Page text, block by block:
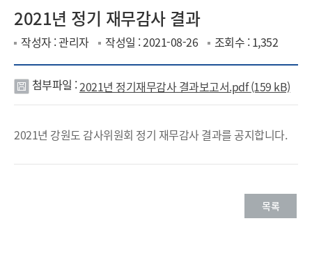
2021년 정기 재무감사 결과
작성자 : 관리자 작성일 : 2021-08-26 조회수 : 1,352
첨
파
첨부파일 :2021년 정기재무감사 결과보고서.pdf (159 kB)
2021년 강원도 감사위원회 정기 재무감사 결과를 공지합니다.
목록